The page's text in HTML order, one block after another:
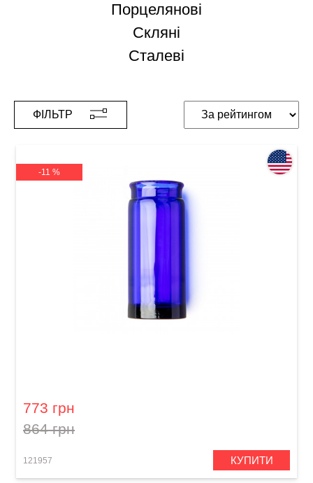
Порцелянові
Скляні
Сталеві
ФІЛЬТР
-11 %
773 грн
864 грн
121957 КУПИТИ